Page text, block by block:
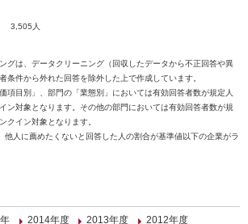
3,505人
グは、データクリーニング（回収したデータから不正回答や異
条件から外れた回答を除外した上で作成しています。
項目別」、部門の「業態別」においては有効回答者数が規定人
ン対象となります。その他の部門においては有効回答者数が規
クイン対象となります。
人に薦めたくないと回答した人の割合が基準値以下の企業がラ
2014年度 2013年度
2012年度